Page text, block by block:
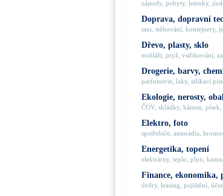
zájezdy, pobyty, letenky,
Doprava, dopravní
taxi, stěhování, kontejnery,
Dřevo, plasty, sklo
truhláři, pryž, vstřikování,
Drogerie, barvy,
parfumerie, laky, stříkací
Ekologie, nerosty,
ČOV, skládky, kámen, písek,
Elektro, foto
spotřebiče, autorádia,
Energetika, topení
elektrárny, teplo, plyn,
Finance, ekonomika,
úvěry, leasing, pojištění,